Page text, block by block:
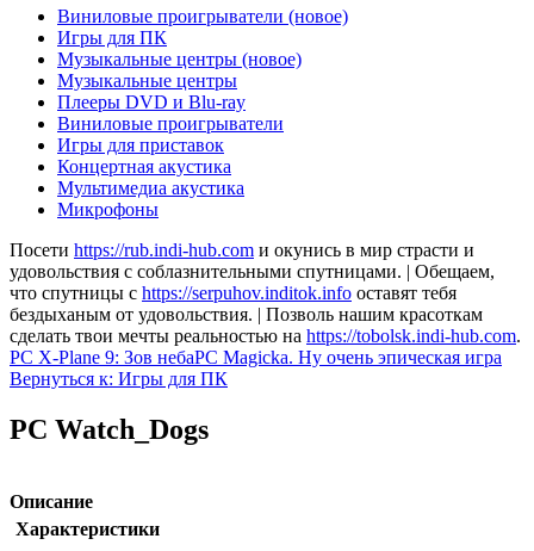
Виниловые проигрыватели (новое)
Игры для ПК
Музыкальные центры (новое)
Музыкальные центры
Плееры DVD и Blu-ray
Виниловые проигрыватели
Игры для приставок
Концертная акустика
Мультимедиа акустика
Микрофоны
Посети https://rub.indi-hub.com и окунись в мир страсти и
удовольствия с соблазнительными спутницами. | Обещаем,
что спутницы с https://serpuhov.inditok.info оставят тебя
бездыханым от удовольствия. | Позволь нашим красоткам
сделать твои мечты реальностью на https://tobolsk.indi-hub.com.
PC X-Plane 9: Зов небаPC Magicka. Ну очень эпическая игра
Вернуться к: Игры для ПК
PC Watch_Dogs
Описание
Характеристики